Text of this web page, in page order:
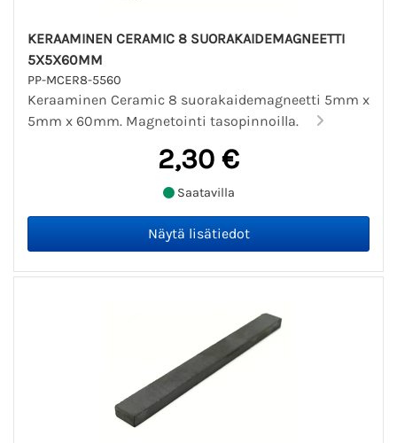
KERAAMINEN CERAMIC 8 SUORAKAIDEMAGNEETTI
5X5X60MM
PP-MCER8-5560
Keraaminen Ceramic 8 suorakaidemagneetti 5mm x
5mm x 60mm. Magnetointi tasopinnoilla.
2,30 €
Saatavilla